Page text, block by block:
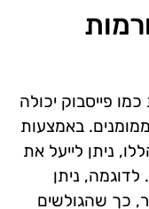
פייסבוק יכולה
באמצעות
ניתן לייעל את
ניתן
כך שהגולשים